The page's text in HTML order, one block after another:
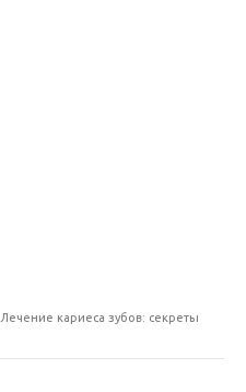
Лечение кариеса зубов: секреты